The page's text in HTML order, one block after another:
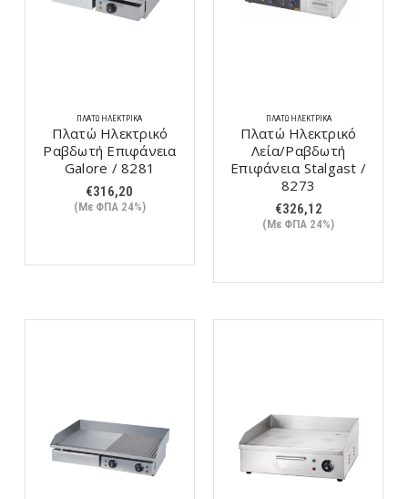
ΠΛΑΤΏ ΗΛΕΚΤΡΙΚΆ
Πλατώ Ηλεκτρικό
Ραβδωτή Επιφάνεια
Galore / 8281
€316,20
(Με ΦΠΑ 24%)
ΠΛΑΤΏ ΗΛΕΚΤΡΙΚΆ
Πλατώ Ηλεκτρικό
Λεία/Ραβδωτή
Επιφάνεια Stalgast /
8273
€326,12
(Με ΦΠΑ 24%)